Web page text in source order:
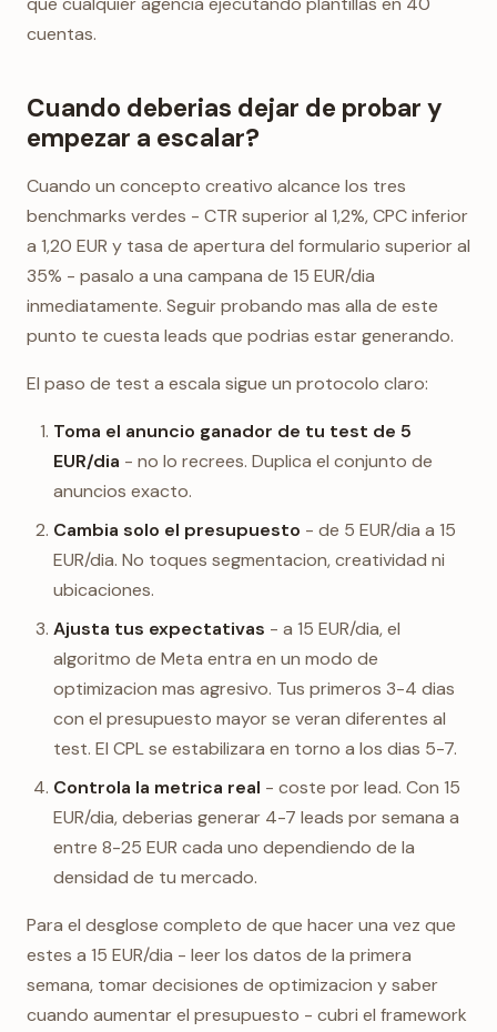
cuentas.
Cuando deberias dejar de probar y
empezar a escalar?
Cuando un concepto creativo alcance los tres
benchmarks verdes - CTR superior al 1,2%, CPC inferior
a 1,20 EUR y tasa de apertura del formulario superior al
35% - pasalo a una campana de 15 EUR/dia
inmediatamente. Seguir probando mas alla de este
punto te cuesta leads que podrias estar generando.
El paso de test a escala sigue un protocolo claro:
Toma el anuncio ganador de tu test de 5
EUR/dia - no lo recrees. Duplica el conjunto de
anuncios exacto.
Cambia solo el presupuesto - de 5 EUR/dia a 15
EUR/dia. No toques segmentacion, creatividad ni
ubicaciones.
Ajusta tus expectativas - a 15 EUR/dia, el
algoritmo de Meta entra en un modo de
optimizacion mas agresivo. Tus primeros 3-4 dias
con el presupuesto mayor se veran diferentes al
test. El CPL se estabilizara en torno a los dias 5-7.
Controla la metrica real - coste por lead. Con 15
EUR/dia, deberias generar 4-7 leads por semana a
entre 8-25 EUR cada uno dependiendo de la
densidad de tu mercado.
Para el desglose completo de que hacer una vez que
estes a 15 EUR/dia - leer los datos de la primera
semana, tomar decisiones de optimizacion y saber
cuando aumentar el presupuesto - cubri el framework